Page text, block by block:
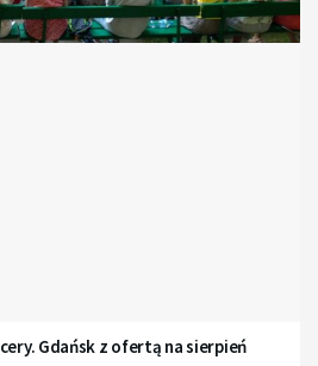
Gdańsk z ofertą na sierpień